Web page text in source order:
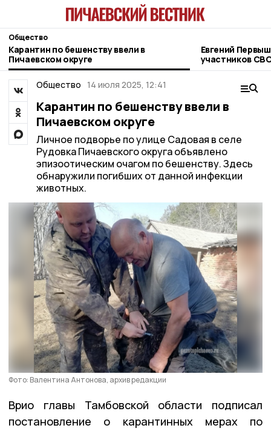
Общество
Карантин по бешенству ввели в
Пичаевском округе
Евгений
участников
фонда
Общество 14 июля 2025, 12:41
Карантин по бешенству ввели в
Пичаевском округе
Личное подворье по улице Садовая в селе
Рудовка Пичаевского округа объявлено
эпизоотическим очагом по бешенству. Здесь
обнаружили погибших от данной инфекции
животных.
Фото: Валентина Антонова, архив редакции
Врио главы Тамбовской области подписал
постановление о карантинных мерах по